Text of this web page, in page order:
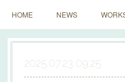
HOME NEWS
2025.07.23 09:25